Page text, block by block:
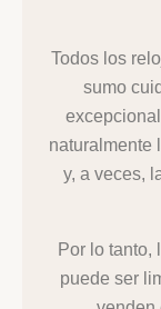
Todos los
sumo
naturalmente
y, a veces,
Por lo
puede ser